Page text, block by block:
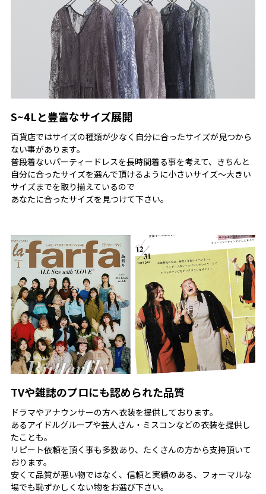
S~4Lと豊富なサイズ展開
百貨店ではサイズの種類が少なく自分に合ったサイズが見つから
ない事があります。
普段着ないパーティードレスを長時間着る事を考えて、きちんと
自分に合ったサイズを選んで頂けるように小さいサイズ～大きい
サイズまでを取り揃えているので
あなたに合ったサイズを見つけて下さい。
TVや雑誌のプロにも認められた品質
ドラマやアナウンサーの方へ衣装を提供しております。
あるアイドルグループや芸人さん・ミスコンなどの衣装を提供し
たことも。
リピート依頼を頂く事も多数あり、たくさんの方から支持頂いて
おります。
安くて品質が悪い物ではなく、信頼と実績のある、フォーマルな
場でも恥ずかしくない物をお選び下さい。